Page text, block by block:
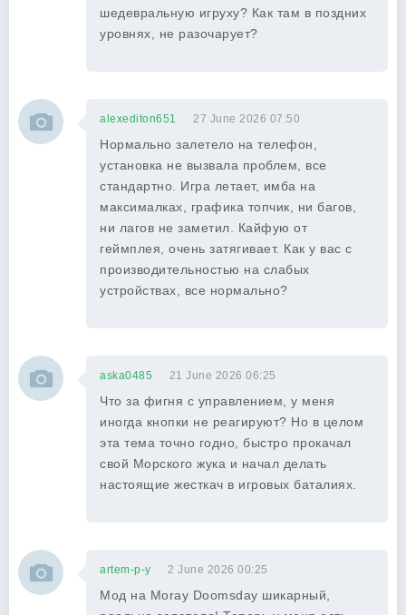
шедевральную игруху? Как там в поздних
уровнях, не разочарует?
alexediton651 27 June 2026 07:50
Нормально залетело на телефон,
установка не вызвала проблем, все
стандартно. Игра летает, имба на
максималках, графика топчик, ни багов,
ни лагов не заметил. Кайфую от
геймплея, очень затягивает. Как у вас с
производительностью на слабых
устройствах, все нормально?
aska0485 21 June 2026 06:25
Что за фигня с управлением, у меня
иногда кнопки не реагируют? Но в целом
эта тема точно годно, быстро прокачал
свой Морского жука и начал делать
настоящие жесткач в игровых баталиях.
artem-p-y 2 June 2026 00:25
Мод на Moray Doomsday шикарный,